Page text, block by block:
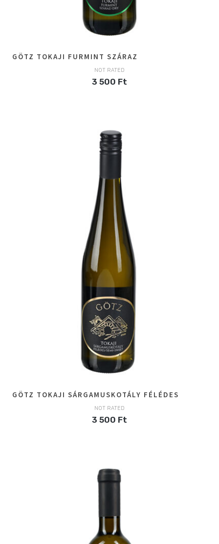
GÖTZ TOKAJI FURMINT SZÁRAZ
NOT RATED
3 500 Ft
GÖTZ TOKAJI SÁRGAMUSKOTÁLY FÉLÉDES
NOT RATED
3 500 Ft